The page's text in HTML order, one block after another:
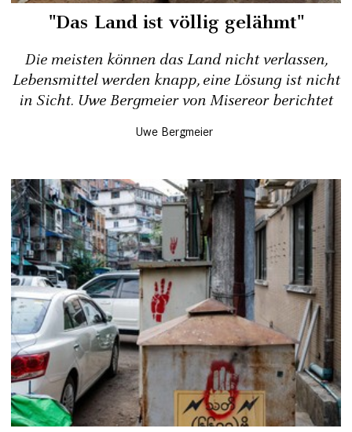
"Das Land ist völlig gelähmt"
Die meisten können das Land nicht verlassen,
Lebensmittel werden knapp, eine Lösung ist nicht
in Sicht. Uwe Bergmeier von Misereor berichtet
Uwe Bergmeier